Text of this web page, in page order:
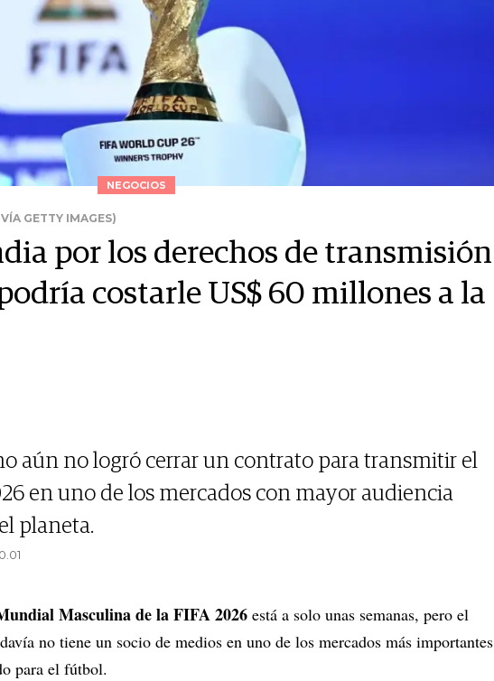
NEGOCIOS
GETTY IMAGES)
por los derechos de transmisión
costarle US$ 60 millones a la
aún no logró cerrar un contrato para transmitir el
en uno de los mercados con mayor audiencia
planeta.
Masculina de la FIFA 2026 está a solo unas semanas, pero el
no tiene un socio de medios en uno de los mercados más importantes
para el fútbol.